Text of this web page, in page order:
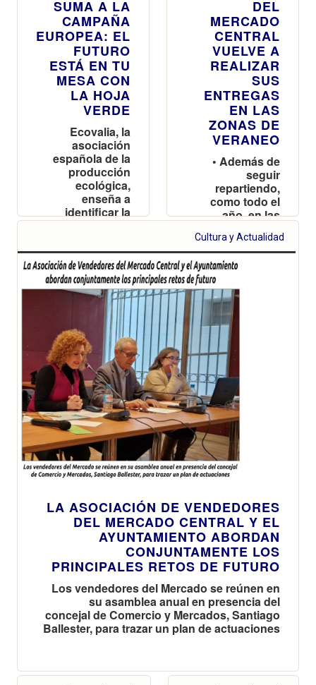
SUMA A LA
CAMPAÑA
EUROPEA: EL
FUTURO
ESTÁ EN TU
MESA CON
LA HOJA
VERDE
Ecovalia, la
asociación
española de la
producción
ecológica,
enseña a
identificar la
Eurohoja, el
que garantiza
que los
alimentos son
ecológicos
DEL
MERCADO
CENTRAL
VUELVE A
REALIZAR
SUS
ENTREGAS
EN LAS
ZONAS DE
VERANEO
• Además de
seguir
repartiendo,
como todo el
año, en las
residenciales,
se refuerza en
verano en las
playas del sur,
desde El
Perellonet hasta
Cultura y Actualidad
LA ASOCIACIÓN DE VENDEDORES
DEL MERCADO CENTRAL Y EL
AYUNTAMIENTO ABORDAN
CONJUNTAMENTE LOS
PRINCIPALES RETOS DE FUTURO
Los vendedores del Mercado se reúnen en
su asamblea anual en presencia del
concejal de Comercio y Mercados, Santiago
Ballester, para trazar un plan de actuaciones